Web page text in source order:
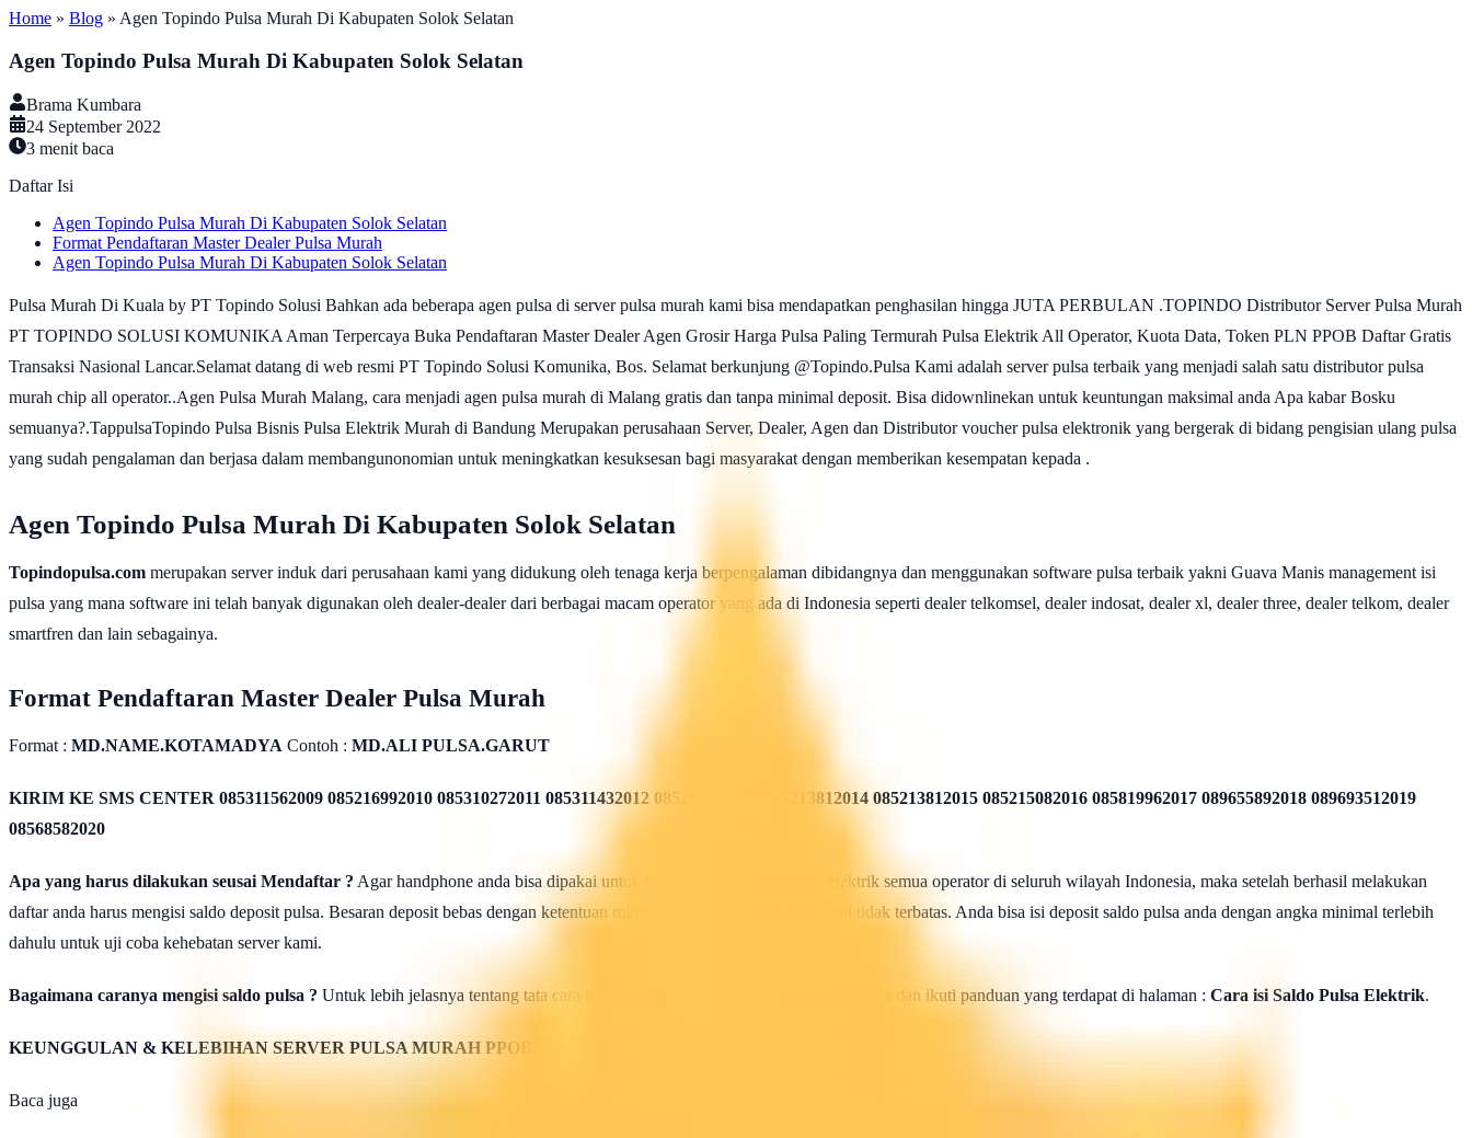
Home » Blog » Agen Topindo Pulsa Murah Di Kabupaten Solok Selatan
Agen Topindo Pulsa Murah Di Kabupaten Solok Selatan
Brama Kumbara
24 September 2022
3 menit baca
Daftar Isi
Agen Topindo Pulsa Murah Di Kabupaten Solok Selatan
Format Pendaftaran Master Dealer Pulsa Murah
Agen Topindo Pulsa Murah Di Kabupaten Solok Selatan
Pulsa Murah Di Kuala by PT Topindo Solusi Bahkan ada beberapa agen pulsa di server pulsa murah kami bisa mendapatkan penghasilan hingga JUTA PERBULAN .TOPINDO Distributor Server Pulsa Murah
PT TOPINDO SOLUSI KOMUNIKA Aman Terpercaya Buka Pendaftaran Master Dealer Agen Grosir Harga Pulsa Paling Termurah Pulsa Elektrik All Operator, Kuota Data, Token PLN PPOB Daftar Gratis
Transaksi Nasional Lancar.Selamat datang di web resmi PT Topindo Solusi Komunika, Bos. Selamat berkunjung @Topindo.Pulsa Kami adalah server pulsa terbaik yang menjadi salah satu distributor pulsa
murah chip all operator..Agen Pulsa Murah Malang, cara menjadi agen pulsa murah di Malang gratis dan tanpa minimal deposit. Bisa didownlinekan untuk keuntungan maksimal anda Apa kabar Bosku
semuanya?.TappulsaTopindo Pulsa Bisnis Pulsa Elektrik Murah di Bandung Merupakan perusahaan Server, Dealer, Agen dan Distributor voucher pulsa elektronik yang bergerak di bidang pengisian ulang pulsa
yang sudah pengalaman dan berjasa dalam membangunonomian untuk meningkatkan kesuksesan bagi masyarakat dengan memberikan kesempatan kepada .
Agen Topindo Pulsa Murah Di Kabupaten Solok Selatan
Topindopulsa.com merupakan server induk dari perusahaan kami yang didukung oleh tenaga kerja berpengalaman dibidangnya dan menggunakan software pulsa terbaik yakni Guava Manis management isi
pulsa yang mana software ini telah banyak digunakan oleh dealer-dealer dari berbagai macam operator yang ada di Indonesia seperti dealer telkomsel, dealer indosat, dealer xl, dealer three, dealer telkom, dealer
smartfren dan lain sebagainya.
Format Pendaftaran Master Dealer Pulsa Murah
Format : MD.NAME.KOTAMADYA Contoh : MD.ALI PULSA.GARUT
KIRIM KE SMS CENTER 085311562009 085216992010 085310272011 085311432012 085213782013 085213812014 085213812015 085215082016 085819962017 089655892018 089693512019
08568582020
Apa yang harus dilakukan seusai Mendaftar ? Agar handphone anda bisa dipakai untuk melakukan isi ulang pulsa elektrik semua operator di seluruh wilayah Indonesia, maka setelah berhasil melakukan
daftar anda harus mengisi saldo deposit pulsa. Besaran deposit bebas dengan ketentuan minimal 50rb rupiah dan maksimal tidak terbatas. Anda bisa isi deposit saldo pulsa anda dengan angka minimal terlebih
dahulu untuk uji coba kehebatan server kami.
Bagaimana caranya mengisi saldo pulsa ? Untuk lebih jelasnya tentang tata cara isi saldo deposit pulsa ini silahkan anda baca dan ikuti panduan yang terdapat di halaman : Cara isi Saldo Pulsa Elektrik.
KEUNGGULAN & KELEBIHAN SERVER PULSA MURAH PPOB KAMI
Baca juga